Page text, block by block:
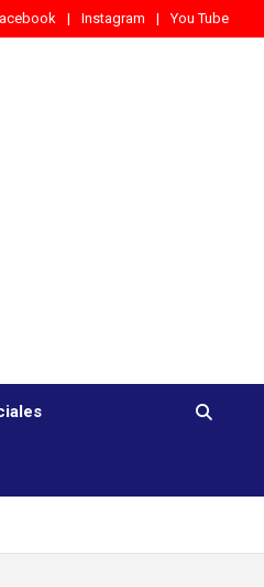
Instagram You Tube